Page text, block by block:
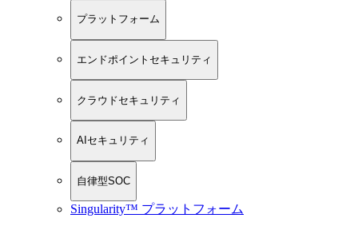
プラットフォーム
エンドポイントセキュリティ
クラウドセキュリティ
AIセキュリティ
自律型SOC
Singularity™ プラットフォーム